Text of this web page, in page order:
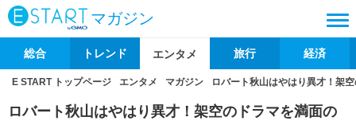
マガジン
総合 トレンド エンタメ 旅行 経済
E START トップページ エンタメ マガジン ロバート秋山はやはり異才！架
ロバート秋山はやはり異才！架空のドラマを満面の